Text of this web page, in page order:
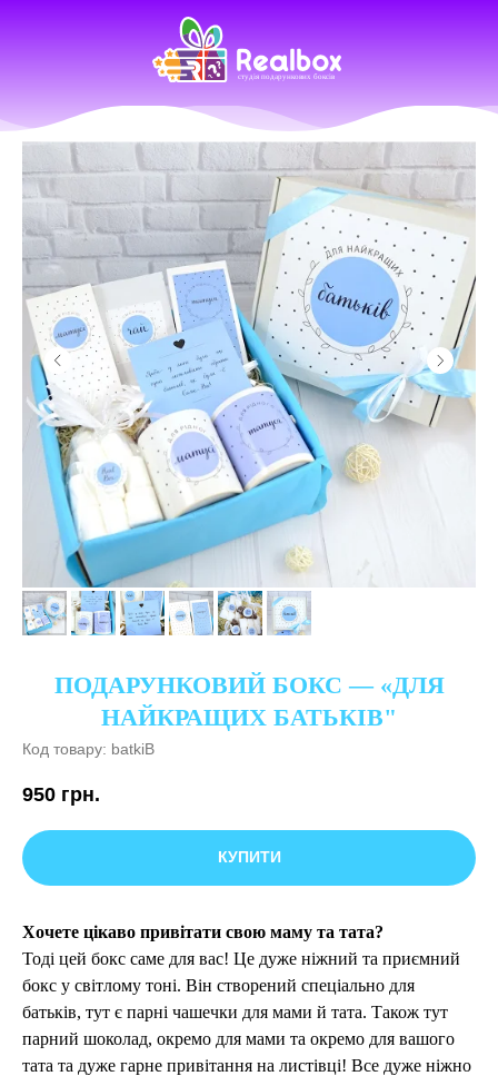
ПОДАРУНКОВИЙ БОКС — «ДЛЯ
НАЙКРАЩИХ БАТЬКІВ"
Код товару: batkiB
950 грн.
КУПИТИ
Хочете цікаво привітати свою маму та тата?
Тоді цей бокс саме для вас! Це дуже ніжний та приємний
бокс у світлому тоні. Він створений спеціально для
батьків, тут є парні чашечки для мами й тата. Також тут
парний шоколад, окремо для мами та окремо для вашого
тата та дуже гарне привітання на листівці! Все дуже ніжно